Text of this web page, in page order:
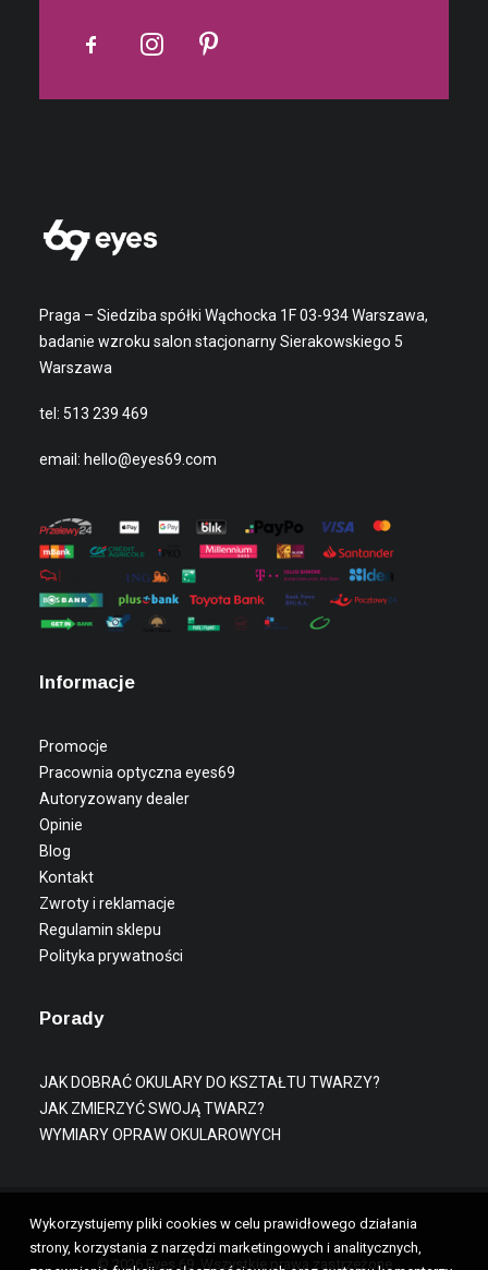
Praga – Siedziba spółki Wąchocka 1F 03-934 Warszawa,
badanie wzroku salon stacjonarny Sierakowskiego 5
Warszawa
tel: 513 239 469
email: hello@eyes69.com
Informacje
Promocje
Pracownia optyczna eyes69
Autoryzowany dealer
Opinie
Blog
Kontakt
Zwroty i reklamacje
Regulamin sklepu
Polityka prywatności
Porady
JAK DOBRAĆ OKULARY DO KSZTAŁTU TWARZY?
JAK ZMIERZYĆ SWOJĄ TWARZ?
WYMIARY OPRAW OKULAROWYCH
© 2026 Eyes 69. Wszystkie prawa zastrzeżone
Wykorzystujemy pliki cookies w celu prawidłowego działania
strony, korzystania z narzędzi marketingowych i analitycznych,